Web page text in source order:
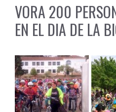
VORA 200
EN EL DIA DE LA